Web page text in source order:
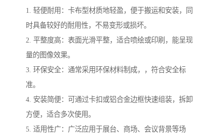
1. 轻便耐用：卡布型材质地轻盈，便于搬运和安装，同
时具备较好的耐用性，不易变形或损坏。
2. 平整度高：表面光滑平整，适合喷绘或印刷，能呈现
量的图像效果。
3. 环保安全：通常采用环保材料制成，，符合安全标
准。
4. 安装简便：可通过卡扣或铝合金边框快速组装，拆卸
方便，适合多次使用。
5. 适用性广：广泛应用于展台、商场、会议背景等场